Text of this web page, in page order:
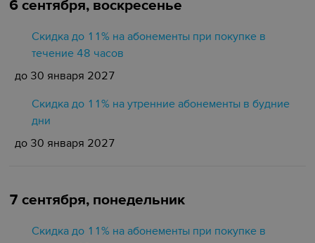
6 сентября, воскресенье
Скидка до 11% на абонементы при покупке в
течение 48 часов
до 30 января 2027
Скидка до 11% на утренние абонементы в будние
дни
до 30 января 2027
7 сентября, понедельник
Скидка до 11% на абонементы при покупке в